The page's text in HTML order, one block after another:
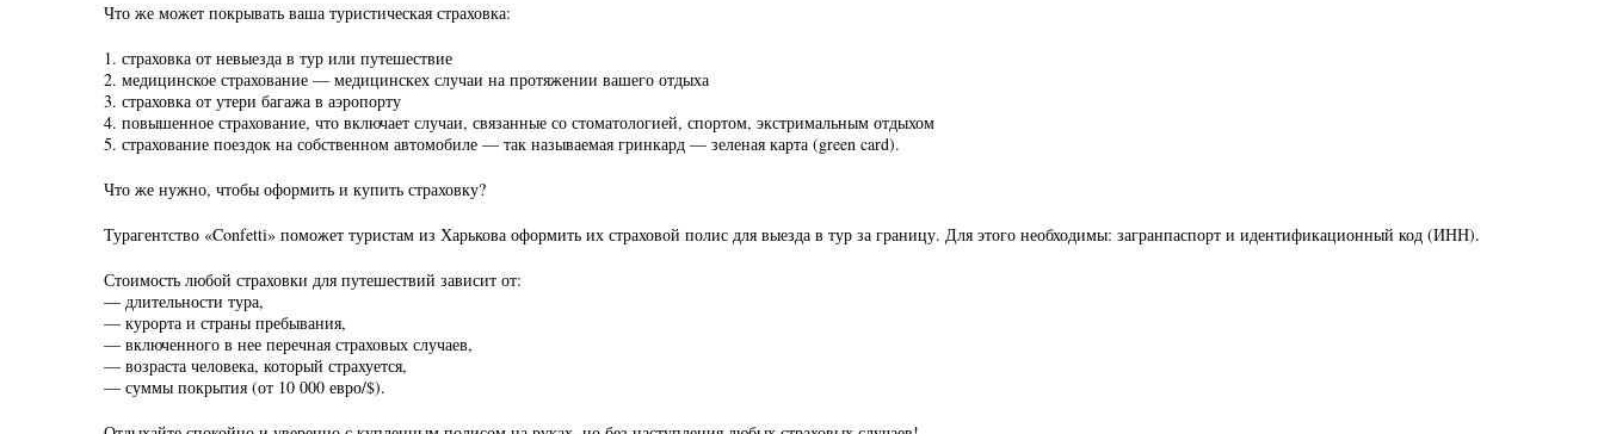
Что же может покрывать ваша туристическая страховка:
1. страховка от невыезда в тур или путешествие
2. медицинское страхование — медицинскех случаи на протяжении вашего отдыха
3. страховка от утери багажа в аэропорту
4. повышенное страхование, что включает случаи, связанные со стоматологией, спортом, экстримальным отдыхом
5. страхование поездок на собственном автомобиле — так называемая гринкард — зеленая карта (green card).
Что же нужно, чтобы оформить и купить страховку?
Турагентство «Confetti» поможет туристам из Харькова оформить их страховой полис для выезда в тур за границу. Для этого необходимы: загранпаспорт и идентификационный код (ИНН).
Стоимость любой страховки для путешествий зависит от:
— длительности тура,
— курорта и страны пребывания,
— включенного в нее перечная страховых случаев,
— возраста человека, который страхуется,
— суммы покрытия (от 10 000 евро/$).